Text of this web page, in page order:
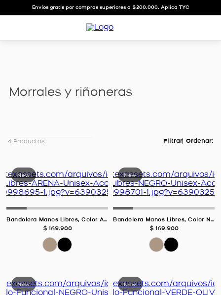
Envíos gratis por compras superiores a $200.000. Aplica TYC
morrales y riñoneras
4 Productos
Bandolera Manos Libres, Color ARENA Para Unisex
$ 169.900
Bandolera Manos Libres, Color NEGRO Para Unisex
$ 169.900